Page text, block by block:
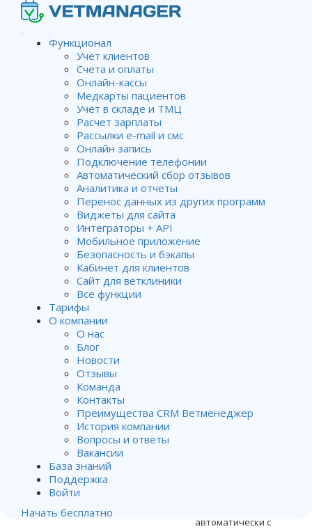
Функционал
Учет клиентов
Счета и оплаты
Онлайн-кассы
Медкарты пациентов
Учет в складе и ТМЦ
Расчет зарплаты
Рассылки e-mail и смс
Онлайн запись
Подключение телефонии
Автоматический сбор отзывов
Аналитика и отчеты
Перенос данных из других программ
Виджеты для сайта
Интеграторы + API
Мобильное приложение
Безопасность и бэкапы
Кабинет для клиентов
Сайт для ветклиники
Все функции
Тарифы
О компании
О нас
Блог
Новости
Отзывы
Команда
Контакты
Преимущества CRM Ветменеджер
История компании
Вопросы и ответы
Вакансии
База знаний
Поддержка
Войти
Начать бесплатно
Настраиваем и считаем
зарплату через программу
Мощность использования программы
Настраиваем и считаем зарплату через программу
С помощью программы можно считать зарплату
персоналу. Реализовано два варианта:
% сотруднику от проданных им товаров/оказанных
ставка за час или за смену
Можно использовать сразу оба варианта либо выбрать
какой-то один. Рассмотрим детальнее, как настроить и
считать зарплату.
Зарплата как % от
реализованных товаров/
оказанных услуг
Если вы платите
автоматически с